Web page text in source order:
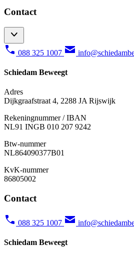
Contact
088 325 1007
Schiedam Beweegt
Adres
Dijkgraafstraat 4, 2288 JA Rijswijk
Rekeningnummer / IBAN
NL91 INGB 010 207 9242
Btw-nummer
NL864090377B01
KvK-nummer
86805002
Contact
088 325 1007
Schiedam Beweegt